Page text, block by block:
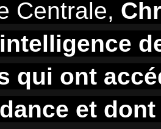
Centrale,
qui ont
et